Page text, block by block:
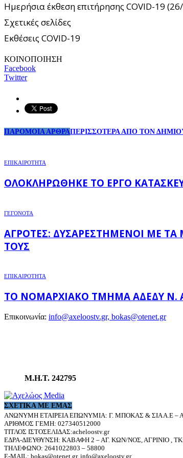
Ημερήσια έκθεση επιτήρησης COVID-19
Σχετικές σελίδες
Εκθέσεις COVID-19
ΚΟΙΝΟΠΟΙΗΣΗ
Facebook
Twitter
ΠΑΡΟΜΟΙΑ ΑΡΘΡΑΠΕΡΙΣΣΟΤΕΡΑ ΑΠΟ ΤΟΝ
ΕΠΙΚΑΙΡΟΤΗΤΑ
ΟΛΟΚΛΗΡΏΘΗΚΕ ΤΟ ΈΡΓΟ
ΓΕΓΟΝΟΤΑ
ΑΓΡΌΤΕΣ: ΔΥΣΑΡΕΣΤΗΜΈΝΟΙ ΜΕ
ΤΟΥΣ
ΕΠΙΚΑΙΡΟΤΗΤΑ
ΤΟ ΝΟΜΑΡΧΙΑΚΌ ΤΜΉΜΑ ΑΔΕΔΥ Ν.
Επικοινωνία: info@axeloostv.gr, bokas@otenet.gr
Μ.Η.Τ. 242795
ΣΧΕΤΙΚΆ ΜΕ ΕΜΆΣ
ΑΝΩΝΥΜΗ ΕΤΑΙΡΕΙΑ ΕΠΩΝΥΜΙΑ: Γ. ΜΠΟΚΑΣ & ΣΙΑ Α.Ε –
ΑΡΙΘΜΟΣ ΓΕΜΗ: 027340512000
ΤΙΤΛΟΣ ΙΣΤΟΣΕΛΙΔΑΣ:acheloostv.gr
ΕΔΡΑ-ΔΙΕΥΘΥΝΣΗ: ΚΑΒΑΦΗ 2 – ΑΓ. ΚΩΝ/ΝΟΣ, ΑΓΡΙΝΙΟ ,
ΤΗΛΕΦΩΝΟ: 2641022803 – 58800
E-MAIL: bokas@otenet.gr, info@axeloostv.gr